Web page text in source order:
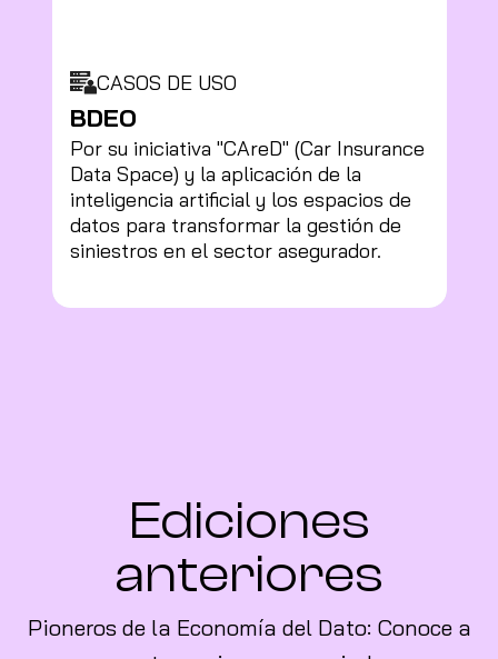
CASOS DE USO
BDEO
Por su iniciativa "CAreD" (Car Insurance
Data Space) y la aplicación de la
inteligencia artificial y los espacios de
datos para transformar la gestión de
siniestros en el sector asegurador.
Ediciones
anteriores
Pioneros de la Economía del Dato: Conoce a